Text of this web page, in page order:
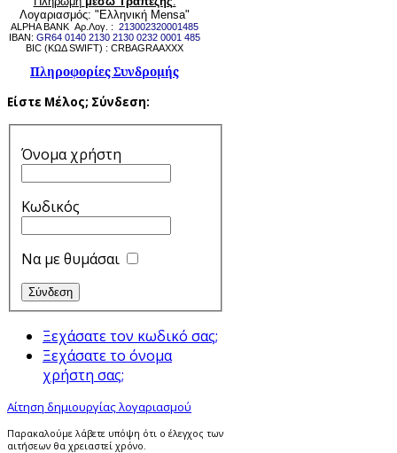
Λογαριασμός: "Ελληνική Mensa"
ALPHA BANK Αρ.Λογ. : 213002320001485
IBAN: GR64 0140 2130 2130 0232 0001 485
BIC (ΚΩΔ SWIFT) : CRBAGRAAXXX
Πληροφορίες Συνδρομής
Είστε Μέλος; Σύνδεση:
Όνομα χρήστη
Κωδικός
Να με θυμάσαι
Ξεχάσατε τον κωδικό σας;
Ξεχάσατε το όνομα
χρήστη σας;
Αίτηση δημιουργίας λογαριασμού
Παρακαλούμε λάβετε υπόψη ότι ο έλεγχος των
αιτήσεων θα χρειαστεί χρόνο.